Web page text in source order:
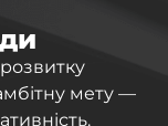
розвитку
мету —